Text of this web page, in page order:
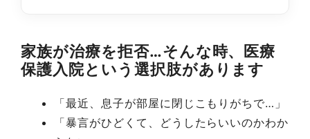
家族が治療を拒否…そんな時、医療
保護入院という選択肢があります
「最近、息子が部屋に閉じこもりがちで…」
「暴言がひどくて、どうしたらいいのかわか